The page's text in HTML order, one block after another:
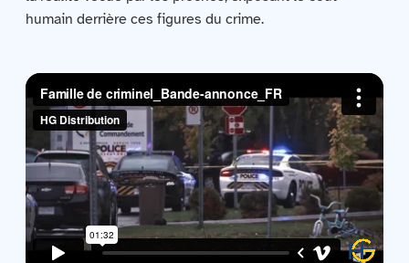
Acquisitions
humain derrière ces figures du crime.